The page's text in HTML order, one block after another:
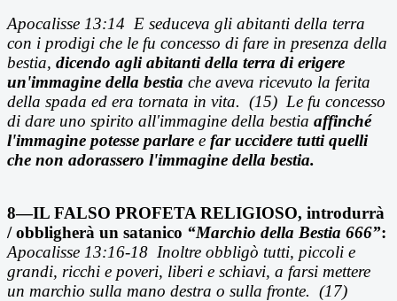
Apocalisse 13:14 E seduceva gli abitanti della terra
con i prodigi che le fu concesso di fare in presenza della
bestia, dicendo agli abitanti della terra di erigere
un'immagine della bestia che aveva ricevuto la ferita
della spada ed era tornata in vita. (15) Le fu concesso
di dare uno spirito all'immagine della bestia affinché
l'immagine potesse parlare e far uccidere tutti quelli
che non adorassero l'immagine della bestia.
8—IL FALSO PROFETA RELIGIOSO, introdurrà
/ obbligherà un satanico “Marchio della Bestia 666”:
Apocalisse 13:16-18 Inoltre obbligò tutti, piccoli e
grandi, ricchi e poveri, liberi e schiavi, a farsi mettere
un marchio sulla mano destra o sulla fronte. (17)